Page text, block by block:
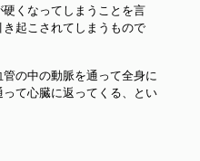
くなってしまうことを言
起こされてしまうもので
の中の動脈を通って全身に
て心臓に返ってくる、とい